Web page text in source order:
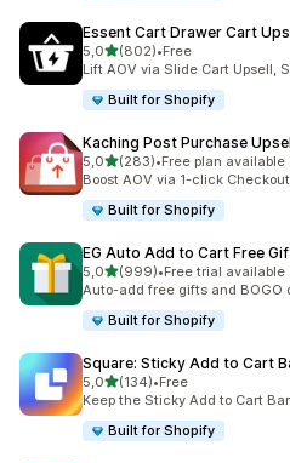
Essent Cart Drawer Cart
5,0/ 5 tähteä
(802)
802 arvostelua yhteensä
•Free
Lift AOV via Slide Cart Upsell,
Built for Shopify
Kaching Post Purchase
5,0/ 5 tähteä
(283)
283 arvostelua yhteensä
•Free plan available
Boost AOV via 1-click
Built for Shopify
EG Auto Add to Cart Free
5,0/ 5 tähteä
(999)
999 arvostelua yhteensä
•Free trial available
Auto-add free gifts and
Built for Shopify
Square: Sticky Add to Cart
5,0/ 5 tähteä
(134)
134 arvostelua yhteensä
•Free
Keep the Sticky Add to Cart
Built for Shopify